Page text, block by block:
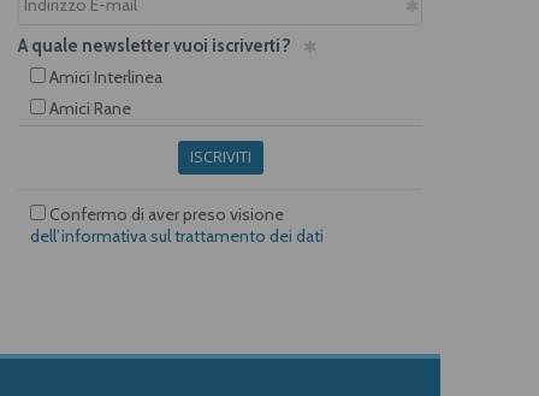
A quale newsletter vuoi iscriverti?
Amici Interlinea
Amici Rane
ISCRIVITI
Confermo di aver preso visione
dell’informativa sul trattamento dei dati